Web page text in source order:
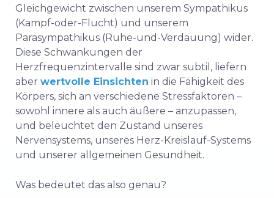
Gleichgewicht zwischen unserem Sympathikus
(Kampf-oder-Flucht) und unserem
Parasympathikus (Ruhe-und-Verdauung) wider.
Diese Schwankungen der
Herzfrequenzintervalle sind zwar subtil, liefern
aber wertvolle Einsichten in die Fähigkeit des
Körpers, sich an verschiedene Stressfaktoren –
sowohl innere als auch äußere – anzupassen,
und beleuchtet den Zustand unseres
Nervensystems, unseres Herz-Kreislauf-Systems
und unserer allgemeinen Gesundheit.
Was bedeutet das also genau?